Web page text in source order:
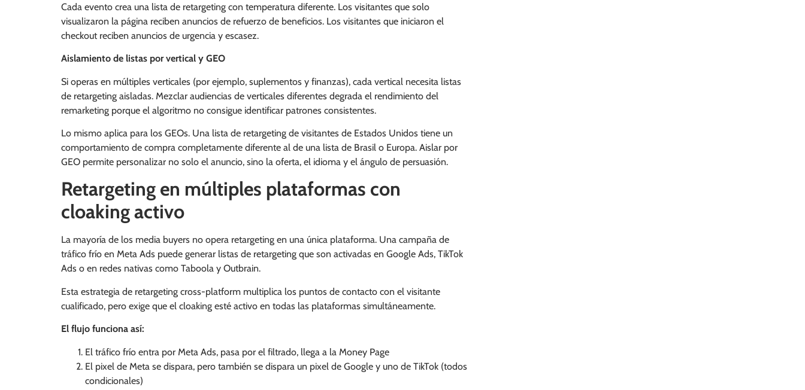
Cada evento crea una lista de retargeting con temperatura diferente. Los visitantes que solo
visualizaron la página reciben anuncios de refuerzo de beneficios. Los visitantes que iniciaron el
checkout reciben anuncios de urgencia y escasez.
Aislamiento de listas por vertical y GEO
Si operas en múltiples verticales (por ejemplo, suplementos y finanzas), cada vertical necesita listas
de retargeting aisladas. Mezclar audiencias de verticales diferentes degrada el rendimiento del
remarketing porque el algoritmo no consigue identificar patrones consistentes.
Lo mismo aplica para los GEOs. Una lista de retargeting de visitantes de Estados Unidos tiene un
comportamiento de compra completamente diferente al de una lista de Brasil o Europa. Aislar por
GEO permite personalizar no solo el anuncio, sino la oferta, el idioma y el ángulo de persuasión.
Retargeting en múltiples plataformas con
cloaking activo
La mayoría de los media buyers no opera retargeting en una única plataforma. Una campaña de
tráfico frío en Meta Ads puede generar listas de retargeting que son activadas en Google Ads, TikTok
Ads o en redes nativas como Taboola y Outbrain.
Esta estrategia de retargeting cross-platform multiplica los puntos de contacto con el visitante
cualificado, pero exige que el cloaking esté activo en todas las plataformas simultáneamente.
El flujo funciona así:
El tráfico frío entra por Meta Ads, pasa por el filtrado, llega a la Money Page
El pixel de Meta se dispara, pero también se dispara un pixel de Google y uno de TikTok (todos
condicionales)